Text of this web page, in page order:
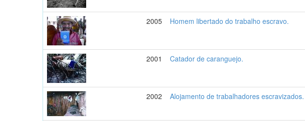
2005 Homem libertado do trabalho escravo.
2001 Catador de caranguejo.
2002 Alojamento de trabalhadores escravizados.